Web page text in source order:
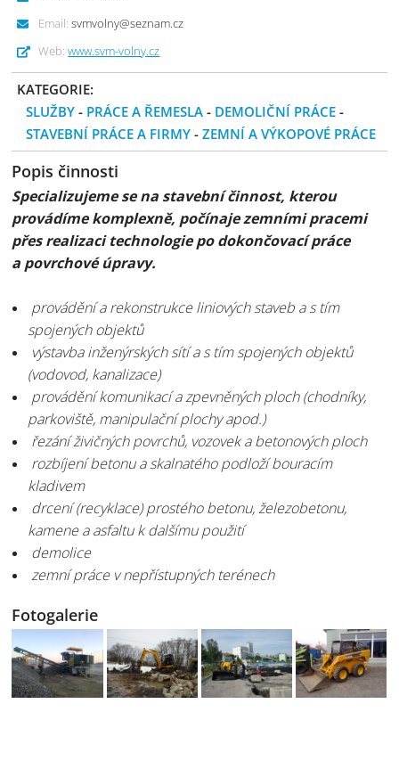
Email: svmvolny@seznam.cz
Web: www.svm-volny.cz
KATEGORIE:
SLUŽBY - PRÁCE A ŘEMESLA - DEMOLIČNÍ PRÁCE -
STAVEBNÍ PRÁCE A FIRMY -ZEMNÍ A VÝKOPOVÉ PRÁCE
Popis činnosti
Specializujeme se na stavební činnost, kterou
provádíme komplexně, počínaje zemními pracemi
přes realizaci technologie po dokončovací práce
a povrchové úpravy.
provádění a rekonstrukce liniových staveb a s tím
spojených objektů
výstavba inženýrských sítí a s tím spojených objektů
(vodovod, kanalizace)
provádění komunikací a zpevněných ploch (chodníky,
parkoviště, manipulační plochy apod.)
řezání živičných povrchů, vozovek a betonových ploch
rozbíjení betonu a skalnatého podloží bouracím
kladivem
drcení (recyklace) prostého betonu, železobetonu,
kamene a asfaltu k dalšímu použití
demolice
zemní práce v nepřístupných terénech
Fotogalerie